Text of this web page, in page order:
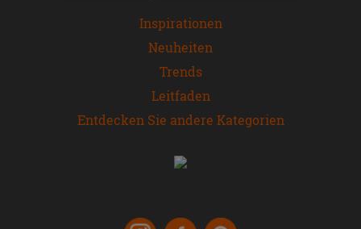
Inspirationen
Neuheiten
Trends
Leitfaden
Entdecken Sie andere Kategorien